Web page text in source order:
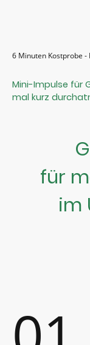
6 Minuten Kostprobe
Mini-Impulse für
mal kurz
für
im